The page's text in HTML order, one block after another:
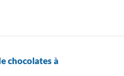
chocolates à